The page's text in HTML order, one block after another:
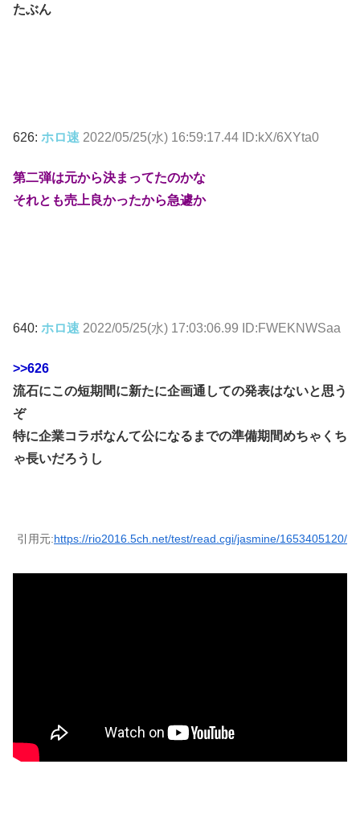
たぶん
626: ホロ速 2022/05/25(水) 16:59:17.44 ID:kX/6XYta0
第二弾は元から決まってたのかな
それとも売上良かったから急遽か
640: ホロ速 2022/05/25(水) 17:03:06.99 ID:FWEKNWSaa
>>626
流石にこの短期間に新たに企画通しての発表はないと思う
ぞ
特に企業コラボなんて公になるまでの準備期間めちゃくち
ゃ長いだろうし
引用元:https://rio2016.5ch.net/test/read.cgi/jasmine/1653405120/